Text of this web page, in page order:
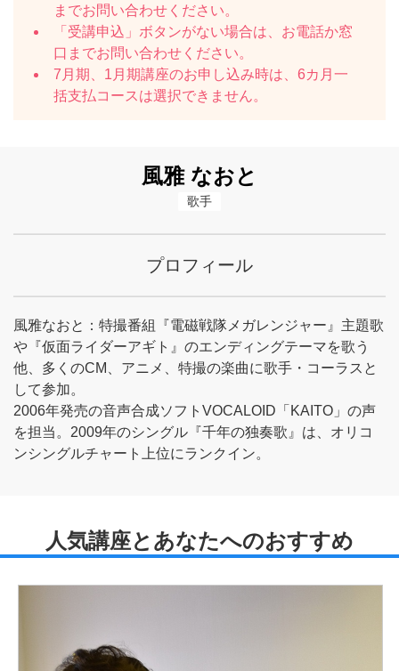
までお問い合わせください。
「受講申込」ボタンがない場合は、お電話か窓
口までお問い合わせください。
7月期、1月期講座のお申し込み時は、6カ月一
括支払コースは選択できません。
風雅 なおと
歌手
プロフィール
風雅なおと：特撮番組『電磁戦隊メガレンジャー』主題歌
や『仮面ライダーアギト』のエンディングテーマを歌う
他、多くのCM、アニメ、特撮の楽曲に歌手・コーラスと
して参加。
2006年発売の音声合成ソフトVOCALOID「KAITO」の声
を担当。2009年のシングル『千年の独奏歌』は、オリコ
ンシングルチャート上位にランクイン。